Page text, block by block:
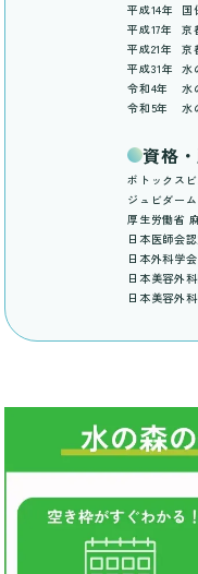
平成14年
国
平成17年
京
平成21年
京
平成31年
水
令和4年
水
令和5年
水
資格
ボトックス
ジュビダー
厚生労働省
日本医師会
日本外科学
日本美容外
日本美容外